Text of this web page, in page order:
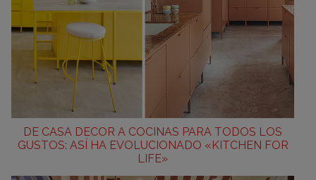
DE CASA DECOR A COCINAS PARA TODOS LOS
GUSTOS: ASÍ HA EVOLUCIONADO «KITCHEN FOR
LIFE»